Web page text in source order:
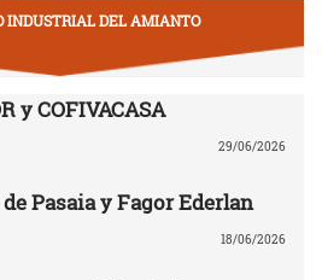
INDUSTRIAL DEL AMIANTO
y COFIVACASA
29/06/2026
Pasaia y Fagor Ederlan
18/06/2026